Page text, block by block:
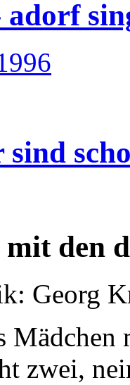
adorf
den
Georg
zwei,